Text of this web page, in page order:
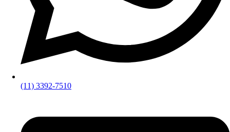
(11) 3392-7510